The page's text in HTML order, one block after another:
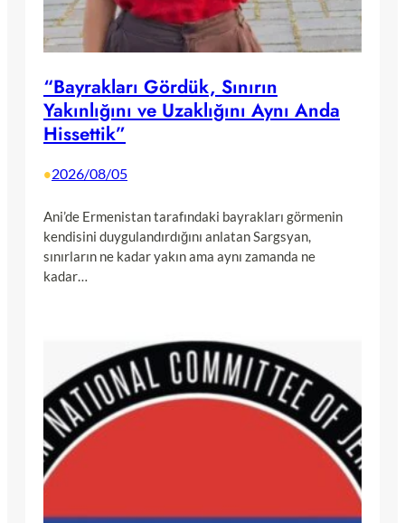
“Bayrakları Gördük, Sınırın
Yakınlığını ve Uzaklığını Aynı Anda
Hissettik”
•2026/08/05
Ani’de Ermenistan tarafındaki bayrakları görmenin
kendisini duygulandırdığını anlatan Sargsyan,
sınırların ne kadar yakın ama aynı zamanda ne
kadar…